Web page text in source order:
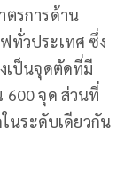
รการด้าน
ทั่วประเทศ ซึ่ง
เป็นจุดตัดที่มี
600 จุด ส่วนที่
นระดับเดียวกัน